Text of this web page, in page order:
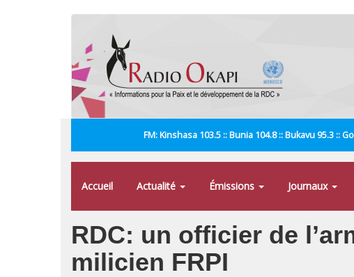
FM: Kinshasa 103.5 :: Bunia 104.8 :: Bukavu 95.3 ::
Accueil Actualité Émissions Journaux
RDC: un officier de
milicien FRPI